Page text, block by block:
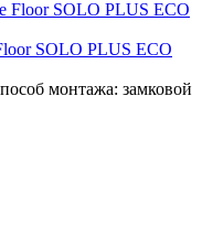
SOLO PLUS ЕСО
монтажа: замковой